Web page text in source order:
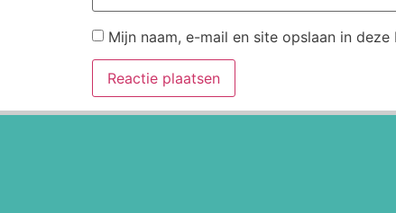
Mijn naam, e-mail en site opslaan in